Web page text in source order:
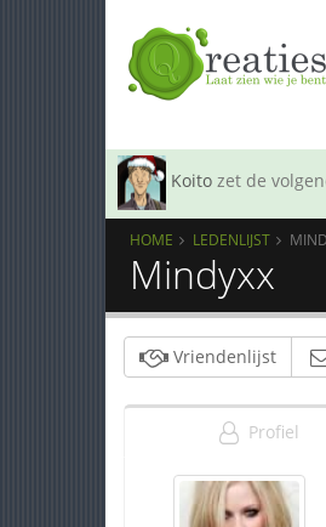
Koito zet de
HOME LEDENLIJST
Mindyxx
Vriendenlijst
Profiel